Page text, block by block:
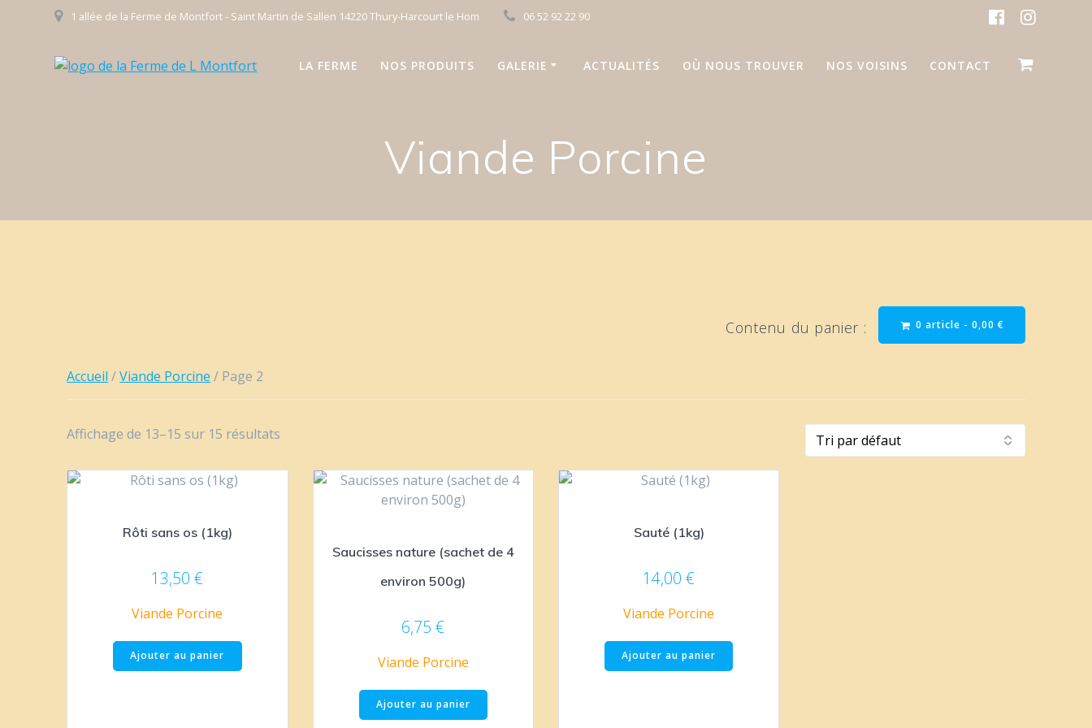
1 allée de la Ferme de Montfort - Saint Martin de Sallen 14220 Thury-Harcourt le Hom 06 52 92 22 90
LA FERME NOS PRODUITS GALERIE ACTUALITÉS OÙ NOUS TROUVER NOS VOISINS CONTACT
Viande Porcine
Contenu du panier : 0 article - 0,00 €
Accueil /Viande Porcine / Page 2
Affichage de 13–15 sur 15 résultats
Rôti sans os (1kg)
13,50€
Viande Porcine
Ajouter au panier
Saucisses nature (sachet de 4
environ 500g)
6,75€
Viande Porcine
Ajouter au panier
Sauté (1kg)
14,00€
Viande Porcine
Ajouter au panier